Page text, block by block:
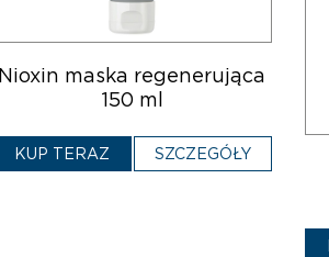
Nioxin maska regenerująca
150 ml
KUP TERAZ SZCZEGÓŁY